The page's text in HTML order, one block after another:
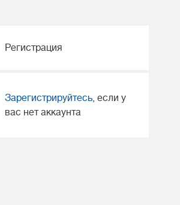
Регистрация
Зарегистрируйтесь, если у
вас нет аккаунта